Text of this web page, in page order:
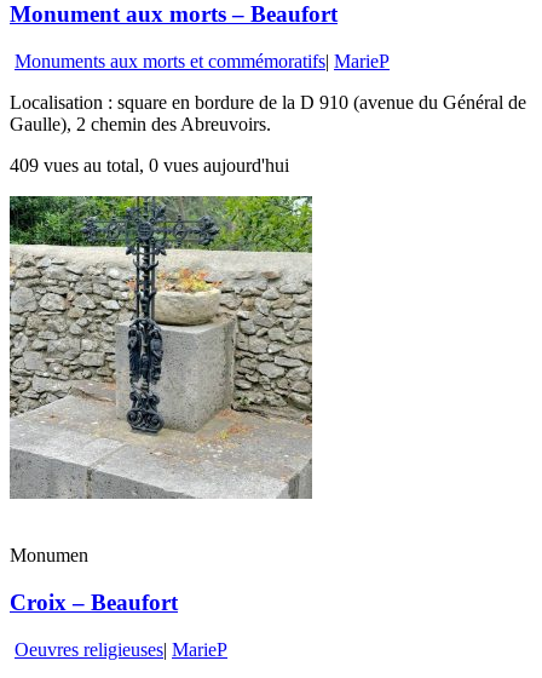
Monument aux morts – Beaufort
Monuments aux morts et commémoratifs| MarieP
Localisation : square en bordure de la D 910 (avenue du Général de
Gaulle), 2 chemin des Abreuvoirs.
409 vues au total, 0 vues aujourd'hui
Monumen
Croix – Beaufort
Oeuvres religieuses| MarieP